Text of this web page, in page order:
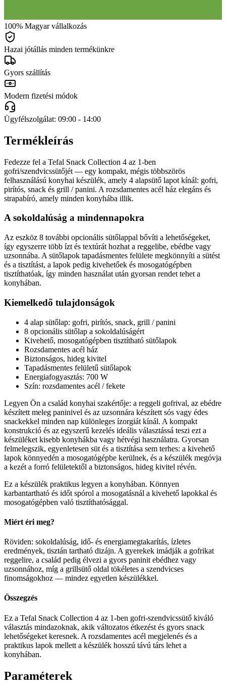
100% Magyar vállalkozás
Hazai jótállás minden termékünkre
Gyors szállítás
Modern fizetési módok
Ügyfélszolgálat: 09:00 - 14:00
Termékleírás
Fedezze fel a Tefal Snack Collection 4 az 1-ben
gofri/szendvicssütőjét — egy kompakt, mégis többszörös
felhasználású konyhai készülék, amely 4 alapsütő lapot kínál: gofri,
pirítós, snack és grill / panini. A rozsdamentes acél ház elegáns és
strapabíró, amely minden konyhába illik.
A sokoldalúság a mindennapokra
Az eszköz 8 további opcionális sütőlappal bővíti a lehetőségeket,
így egyszerre több ízt és textúrát hozhat a reggelibe, ebédbe vagy
uzsonnába. A sütőlapok tapadásmentes felülete megkönnyíti a sütést
és a tisztítást, a lapok pedig kivehetőek és mosogatógépben
tisztíthatóak, így minden használat után gyorsan rendet tehet a
konyhában.
Kiemelkedő tulajdonságok
4 alap sütőlap: gofri, pirítós, snack, grill / panini
8 opcionális sütőlap a sokoldalúságért
Kivehető, mosogatógépben tisztítható sütőlapok
Rozsdamentes acél ház
Biztonságos, hideg kivitel
Tapadásmentes felületű sütőlapok
Energiafogyasztás: 700 W
Szín: rozsdamentes acél / fekete
Legyen Ön a család konyhai szakértője: a reggeli gofrival, az ebédre
készített meleg paninivel és az uzsonnára készített sós vagy édes
snackekkel minden nap különleges ízorgiát kínál. A kompakt
konstrukció és az egyszerű kezelés ideális választássá teszi ezt a
készüléket kisebb konyhákba vagy hétvégi használatra. Gyorsan
felmelegszik, egyenletesen süt és a tisztítása sem terhes: a kivehető
lapok könnyedén a mosogatógépbe kerülnek, és a készülék megóvja
a kezét a forró felületektől a biztonságos, hideg kivitel révén.
Ez a készülék praktikus legyen a konyhában. Könnyen
karbantartható és időt spórol a mosogatásnál a kivehető lapokkal és
mosogatógépben való tisztíthatósággal.
Miért éri meg?
Röviden: sokoldalúság, idő- és energiamegtakarítás, ízletes
eredmények, tisztán tartható dizájn. A gyerekek imádják a gofrikat
reggelire, a család pedig élvezi a gyors paninit ebédhez vagy
uzsonnához, míg a grillsütő oldal tökéletes a szendvicses
finomságokhoz — mindez egyetlen készülékkel.
Összegzés
Ez a Tefal Snack Collection 4 az 1-ben gofri-szendvicssütő kiváló
választás mindazoknak, akik változatos étkezést és gyors snack
lehetőségeket keresnek. A rozsdamentes acél megjelenés és a
praktikus lapok mellett a készülék hosszú távú társ lehet a
konyhában.
Paraméterek